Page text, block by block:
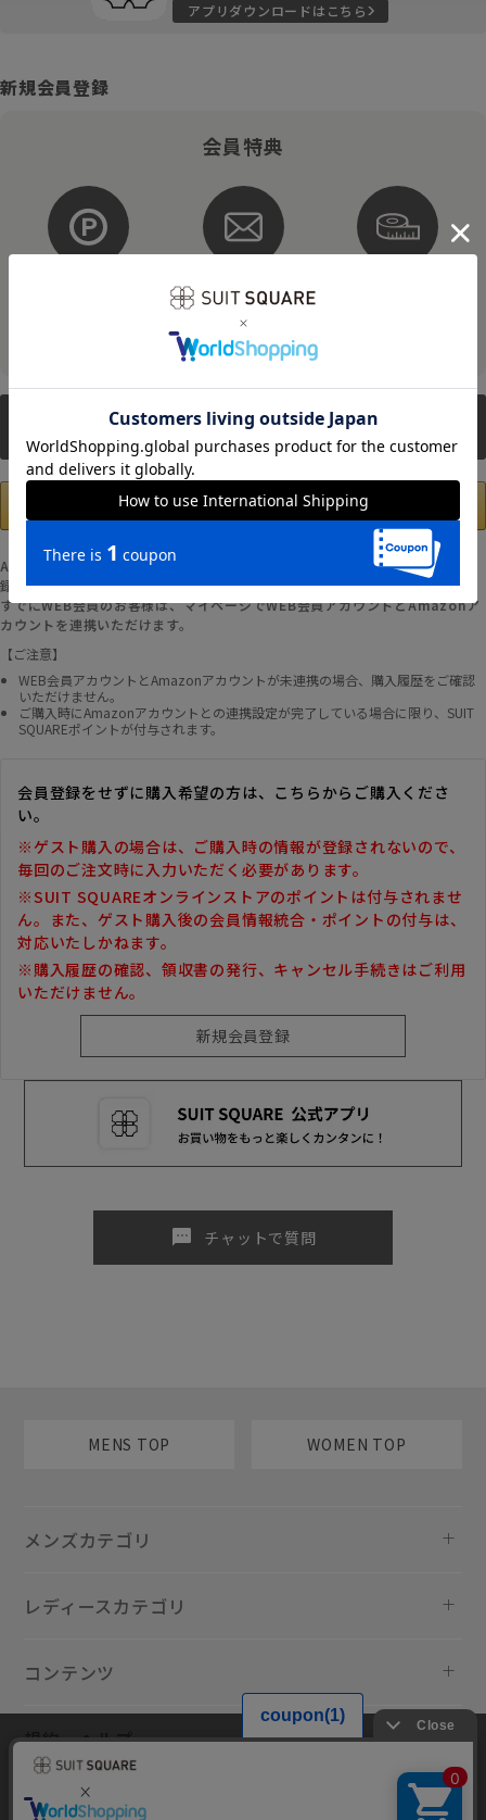
アプリダウンロードはこちら
新規会員登録
会員特典
メルマガ配信
そのほかにもさまざまなキャンペーンを予定しています。
新規会員登録
Amazonアカウントの登録情報を使用して、お支払いおよび新規WEB会員登
録が可能です。
すでにWEB会員のお客様は、マイページでWEB会員アカウントとAmazonア
カウントを連携いただけます。
【ご注意】
WEB会員アカウントとAmazonアカウントが未連携の場合、購入履歴をご確認
いただけません。
ご購入時にAmazonアカウントとの連携設定が完了している場合に限り、SUIT
SQUAREポイントが付与されます。
会員登録をせずに購入希望の方は、こちらからご購入くださ
い。
※ゲスト購入の場合は、ご購入時の情報が登録されないので、
毎回のご注文時に入力いただく必要があります。
※SUIT SQUAREオンラインストアのポイントは付与されませ
ん。また、ゲスト購入後の会員情報統合・ポイントの付与は、
対応いたしかねます。
※購入履歴の確認、領収書の発行、キャンセル手続きはご利用
いただけません。
sms チャットで質問
MENS TOP WOMEN TOP
メンズカテゴリ
レディースカテゴリ
コンテンツ
規約・ヘルプ
当サイトでは利用体験の向上およびコンテンツの最適な提供、トラフィ
ックの分析を目的としてCookieを使用しています。サイトの閲覧を継続